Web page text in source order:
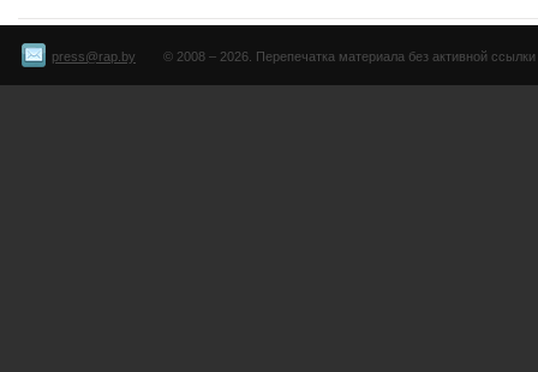
press@rap.by © 2008 – 2026. Перепечатка материала без активной